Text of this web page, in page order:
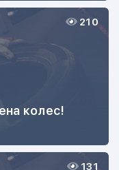
колес!
210
131